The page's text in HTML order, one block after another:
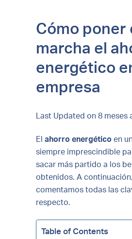
Cómo poner
marcha el
energético
empresa
Last Updated on 8 meses
El ahorro energético en
siempre imprescindible
sacar más partido a los
obtenidos. A continuación,
comentamos todas las
respecto.
Table of Contents